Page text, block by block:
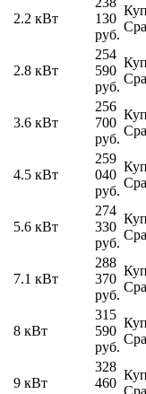
2.2 кВт
130
руб.
2.8 кВт
254
590
руб.
3.6 кВт
256
700
руб.
4.5 кВт
259
040
руб.
5.6 кВт
274
330
руб.
7.1 кВт
288
370
руб.
8 кВт
315
590
руб.
9 кВт
328
460